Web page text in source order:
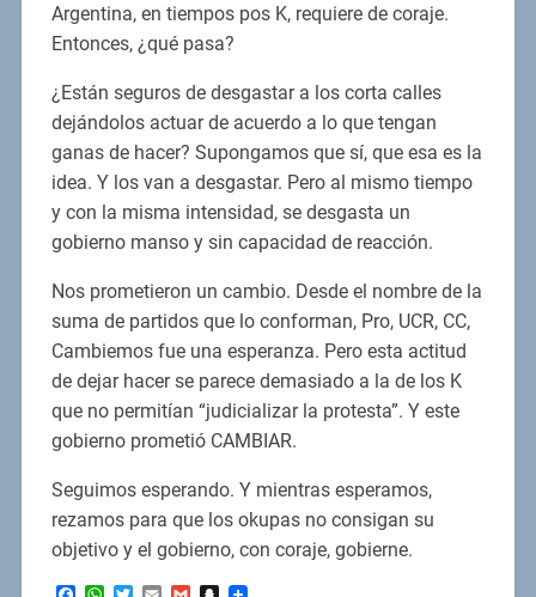
Argentina, en tiempos pos K, requiere de coraje.
Entonces, ¿qué pasa?
¿Están seguros de desgastar a los corta calles
dejándolos actuar de acuerdo a lo que tengan
ganas de hacer? Supongamos que sí, que esa es la
idea. Y los van a desgastar. Pero al mismo tiempo
y con la misma intensidad, se desgasta un
gobierno manso y sin capacidad de reacción.
Nos prometieron un cambio. Desde el nombre de la
suma de partidos que lo conforman, Pro, UCR, CC,
Cambiemos fue una esperanza. Pero esta actitud
de dejar hacer se parece demasiado a la de los K
que no permitían “judicializar la protesta”. Y este
gobierno prometió CAMBIAR.
Seguimos esperando. Y mientras esperamos,
rezamos para que los okupas no consigan su
objetivo y el gobierno, con coraje, gobierne.